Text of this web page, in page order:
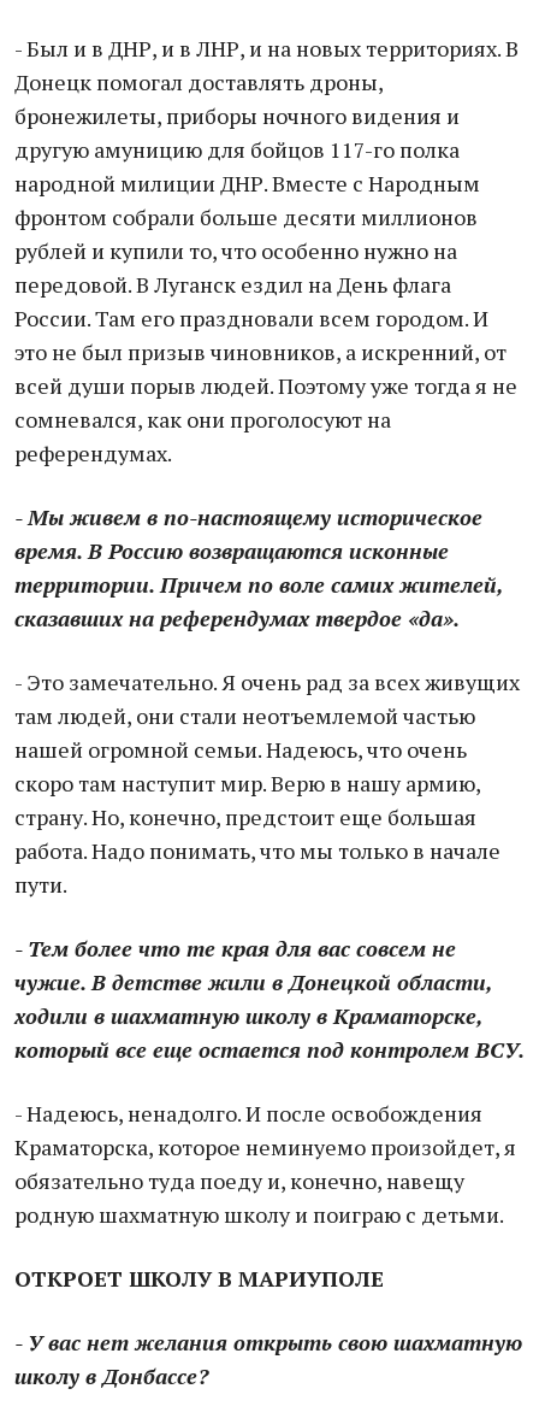
- Был и в ДНР, и в ЛНР, и на новых территориях. В
Донецк помогал доставлять дроны,
бронежилеты, приборы ночного видения и
другую амуницию для бойцов 117-го полка
народной милиции ДНР. Вместе с Народным
фронтом собрали больше десяти миллионов
рублей и купили то, что особенно нужно на
передовой. В Луганск ездил на День флага
России. Там его праздновали всем городом. И
это не был призыв чиновников, а искренний, от
всей души порыв людей. Поэтому уже тогда я не
сомневался, как они проголосуют на
референдумах.
- Мы живем в по-настоящему историческое
время. В Россию возвращаются исконные
территории. Причем по воле самих жителей,
сказавших на референдумах твердое «да».
- Это замечательно. Я очень рад за всех живущих
там людей, они стали неотъемлемой частью
нашей огромной семьи. Надеюсь, что очень
скоро там наступит мир. Верю в нашу армию,
страну. Но, конечно, предстоит еще большая
работа. Надо понимать, что мы только в начале
пути.
- Тем более что те края для вас совсем не
чужие. В детстве жили в Донецкой области,
ходили в шахматную школу в Краматорске,
который все еще остается под контролем ВСУ.
- Надеюсь, ненадолго. И после освобождения
Краматорска, которое неминуемо произойдет, я
обязательно туда поеду и, конечно, навещу
родную шахматную школу и поиграю с детьми.
ОТКРОЕТ ШКОЛУ В МАРИУПОЛЕ
- У вас нет желания открыть свою шахматную
школу в Донбассе?